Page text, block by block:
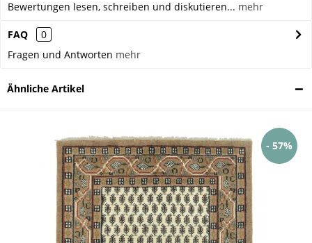
Bewertungen lesen, schreiben und diskutieren... mehr
FAQ
0
Fragen und Antworten mehr
Ähnliche Artikel
- 57%